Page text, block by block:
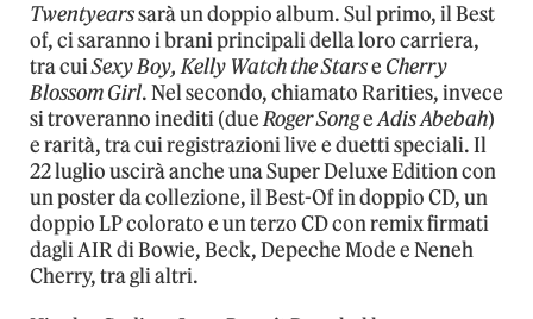
Twentyearssarà un doppio album. Sul primo, il Best
of, ci saranno i brani principali della loro carriera,
tra cuiSexy Boy, Kelly Watch the Starse Cherry
Blossom Girl. Nel secondo, chiamato Rarities, invece
si troveranno inediti (dueRoger SongeAdis Abebah)
e rarità, tra cui registrazioni live e duetti speciali. Il
22 luglio uscirà anche una Super Deluxe Edition con
un poster da collezione, il Best-Of in doppio CD, un
doppio LP colorato e un terzo CD con remix firmati
dagli AIR di Bowie, Beck, Depeche Mode e Neneh
Cherry, tra gli altri.